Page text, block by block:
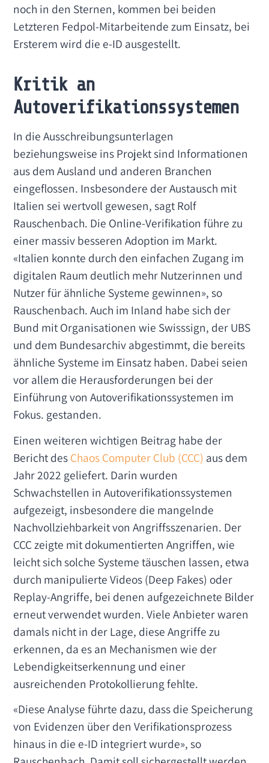
noch in den Sternen, kommen bei beiden
Letzteren Fedpol-Mitarbeitende zum Einsatz, bei
Ersterem wird die e-ID ausgestellt.
Kritik an
Autoverifikationssystemen
In die Ausschreibungsunterlagen
beziehungsweise ins Projekt sind Informationen
aus dem Ausland und anderen Branchen
eingeflossen. Insbesondere der Austausch mit
Italien sei wertvoll gewesen, sagt Rolf
Rauschenbach. Die Online-Verifikation führe zu
einer massiv besseren Adoption im Markt.
«Italien konnte durch den einfachen Zugang im
digitalen Raum deutlich mehr Nutzerinnen und
Nutzer für ähnliche Systeme gewinnen», so
Rauschenbach. Auch im Inland habe sich der
Bund mit Organisationen wie Swisssign, der UBS
und dem Bundesarchiv abgestimmt, die bereits
ähnliche Systeme im Einsatz haben. Dabei seien
vor allem die Herausforderungen bei der
Einführung von Autoverifikationssystemen im
Fokus. gestanden.
Einen weiteren wichtigen Beitrag habe der
Bericht desChaos Computer Club (CCC) aus dem
Jahr 2022 geliefert. Darin wurden
Schwachstellen in Autoverifikationssystemen
aufgezeigt, insbesondere die mangelnde
Nachvollziehbarkeit von Angriffsszenarien. Der
CCC zeigte mit dokumentierten Angriffen, wie
leicht sich solche Systeme täuschen lassen, etwa
durch manipulierte Videos (Deep Fakes) oder
Replay-Angriffe, bei denen aufgezeichnete Bilder
erneut verwendet wurden. Viele Anbieter waren
damals nicht in der Lage, diese Angriffe zu
erkennen, da es an Mechanismen wie der
Lebendigkeitserkennung und einer
ausreichenden Protokollierung fehlte.
«Diese Analyse führte dazu, dass die Speicherung
von Evidenzen über den Verifikationsprozess
hinaus in die e-ID integriert wurde», so